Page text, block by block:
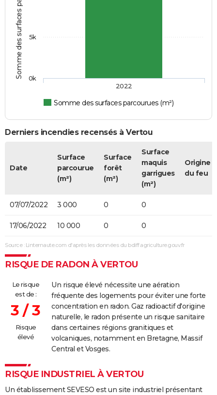
Somme des surfaces parcourues (m²)
2022
0k
5k
Derniers incendies recensés à Vertou
Date
Surface
parcourue
(m²)
Surface
forêt
(m²)
Surface
maquis
garrigues
(m²)
Origine
du feu
07/07/2022 3 000 0 0
17/06/2022 10 000 0 0
Source : Linternaute.com d'après les données du bdiff.agriculture.gouv.fr
RISQUE DE RADON À VERTOU
Le risque
est de :
3 / 3
Risque
élevé
Un risque élevé nécessite une aération
fréquente des logements pour éviter une forte
concentration en radon. Gaz radioactif d'origine
naturelle, le radon présente un risque sanitaire
dans certaines régions granitiques et
volcaniques, notamment en Bretagne, Massif
Central et Vosges.
RISQUE INDUSTRIEL À VERTOU
Un établissement SEVESO est un site industriel présentant